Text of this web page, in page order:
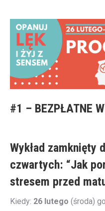
#1 – BEZPŁATNE
Wykład zamknięty
czwartych: “Jak
stresem przed
Kiedy: 26 lutego (środa)